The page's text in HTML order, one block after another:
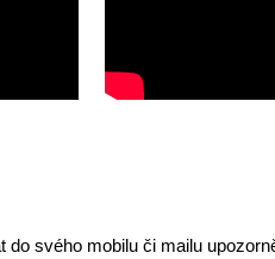
do svého mobilu či mailu